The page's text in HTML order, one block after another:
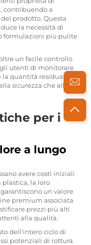
contribuendo a
prodotto. Questa
la necessità di
formulazioni più pulite
un facile controllo
utenti di monitorare
la quantità residua.
sicurezza che alla
per i
a lungo
avere costi iniziali
la loro
un valore
premium associata
prezzi più alti
alla qualità.
dell'intero ciclo di
potenziali di rottura.